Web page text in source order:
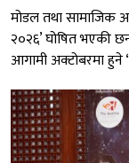
मोडल तथा सामाजिक
२०२६’ घोषित भएकी
आगामी अक्टोबरमा हुने